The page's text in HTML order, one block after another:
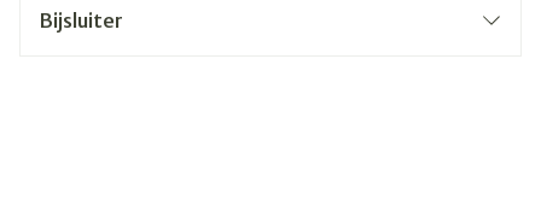
Bijsluiter